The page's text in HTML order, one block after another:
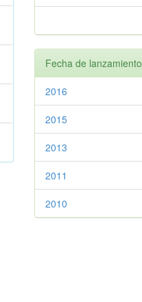
Fecha de lanzamiento
2016
2015
2013
2011
2010